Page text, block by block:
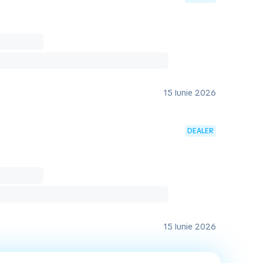
15 Iunie 2026
DEALER
15 Iunie 2026